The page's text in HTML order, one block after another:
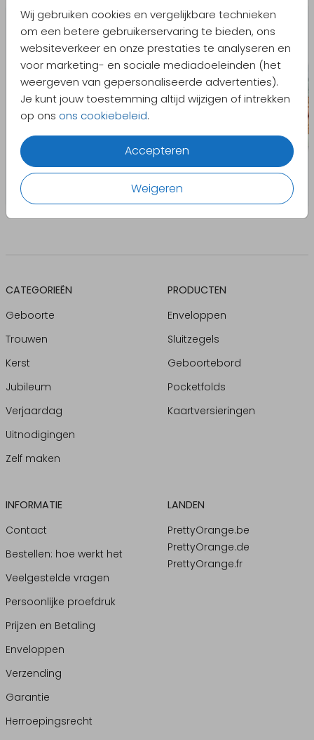
Wij gebruiken cookies en vergelijkbare technieken
om een betere gebruikerservaring te bieden, ons
websiteverkeer en onze prestaties te analyseren en
voor marketing- en sociale mediadoeleinden (het
weergeven van gepersonaliseerde advertenties).
Je kunt jouw toestemming altijd wijzigen of intrekken
op ons ons cookiebeleid.
Accepteren
Weigeren
CATEGORIEËN
Geboorte
Trouwen
Kerst
Jubileum
Verjaardag
Uitnodigingen
Zelf maken
PRODUCTEN
Enveloppen
Sluitzegels
Geboortebord
Pocketfolds
Kaartversieringen
INFORMATIE
Contact
Bestellen: hoe werkt het
Veelgestelde vragen
Persoonlijke proefdruk
Prijzen en Betaling
Enveloppen
Verzending
Garantie
Herroepingsrecht
LANDEN
PrettyOrange.be
PrettyOrange.de
PrettyOrange.fr